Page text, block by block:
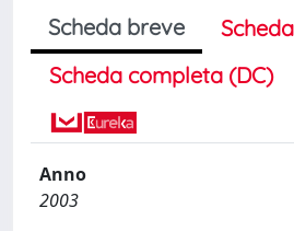
Scheda breve
Scheda completa (DC)
Anno
2003